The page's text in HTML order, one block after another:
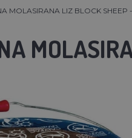
MOLASIRANA LIZ BLOCK SHEEP